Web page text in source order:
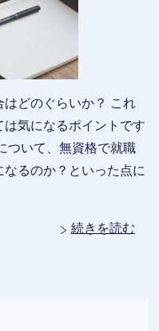
どのぐらいか？ これ
気になるポイントです
ついて、無資格で就職
るのか？といった点に
続きを読む